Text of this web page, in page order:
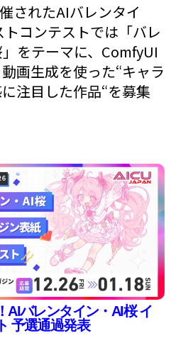
されたAIバレンタイ
トコンテストでは「バレ
をテーマに、ComfyUI
画生成を使った“キャラ
注目した作品“を募集
AIバレンタイン・AI桜 イ
予選通過発表